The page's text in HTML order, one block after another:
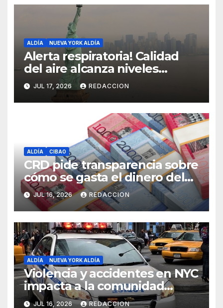
ALDÍA NUEVA YORK ALDÍA
Alerta respiratoria! Calidad
del aire alcanza niveles
peligrosos en NYC
JUL 17, 2026 REDACCION
ALDÍA CIBAO
CRD pide transparencia sobre
cómo se gasta el dinero del
Seguro Familiar de Salud
JUL 16, 2026 REDACCION
ALDÍA NUEVA YORK ALDÍA
Violencia y accidentes en NYC
impacta a la comunidad
dominicana
JUL 16, 2026 REDACCION